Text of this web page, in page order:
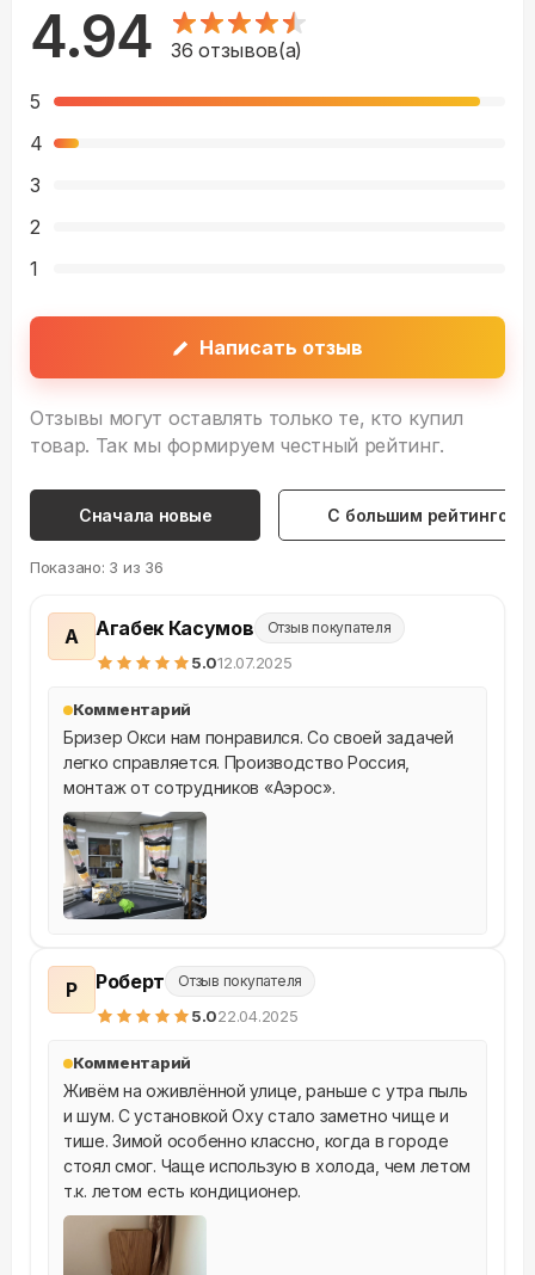
4.94 36 отзывов(а)
5
4
3
2
1
Написать отзыв
Отзывы могут оставлять только те, кто купил
товар. Так мы формируем честный рейтинг.
Сначала новые С большим рейтингом
Показано: 3 из 36
А Агабек Касумов Отзыв покупателя
5.012.07.2025
Комментарий
Бризер Окси нам понравился. Со своей задачей
легко справляется. Производство Россия,
монтаж от сотрудников «Аэрос».
Р Роберт Отзыв покупателя
5.022.04.2025
Комментарий
Живём на оживлённой улице, раньше с утра пыль
и шум. С установкой Oxy стало заметно чище и
тише. Зимой особенно классно, когда в городе
стоял смог. Чаще использую в холода, чем летом
т.к. летом есть кондиционер.